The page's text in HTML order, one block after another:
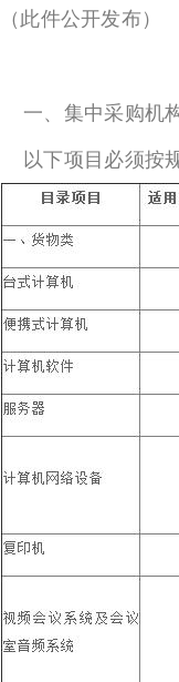
（此件公开发布）
一、集中采购机
以下项目必须按